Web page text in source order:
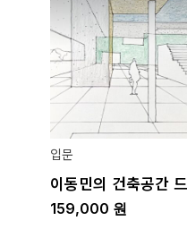
입문
이동민의 건축공간
159,000 원